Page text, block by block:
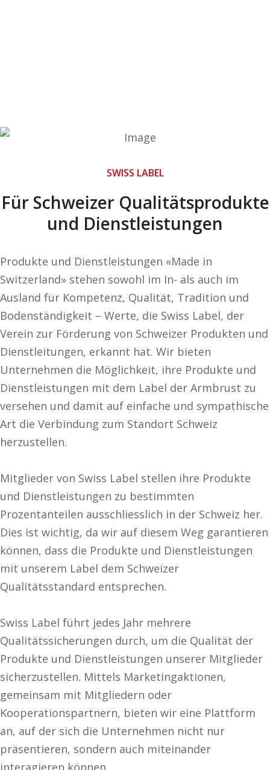
SWISS LABEL
Für Schweizer Qualitätsprodukte
und Dienstleistungen
Produkte und Dienstleistungen «Made in
Switzerland» stehen sowohl im In- als auch im
Ausland für Kompetenz, Qualität, Tradition und
Bodenständigkeit – Werte, die Swiss Label, der
Verein zur Förderung von Schweizer Produkten und
Dienstleitungen, erkannt hat. Wir bieten
Unternehmen die Möglichkeit, ihre Produkte und
Dienstleistungen mit dem Label der Armbrust zu
versehen und damit auf einfache und sympathische
Art die Verbindung zum Standort Schweiz
herzustellen.
Mitglieder von Swiss Label stellen ihre Produkte
und Dienstleistungen zu bestimmten
Prozentanteilen ausschliesslich in der Schweiz her.
Dies ist wichtig, da wir auf diesem Weg garantieren
können, dass die Produkte und Dienstleistungen
mit unserem Label dem Schweizer
Qualitätsstandard entsprechen.
Swiss Label führt jedes Jahr mehrere
Qualitätssicherungen durch, um die Qualität der
Produkte und Dienstleistungen unserer Mitglieder
sicherzustellen. Mittels Marketingaktionen,
gemeinsam mit Mitgliedern oder
Kooperationspartnern, bieten wir eine Plattform
an, auf der sich die Unternehmen nicht nur
präsentieren, sondern auch miteinander